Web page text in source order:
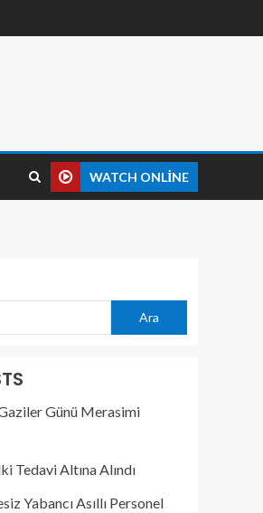
WATCH ONLINE
Ara
Günü Merasimi
Tedavi Altına Alındı
Yabancı Asıllı Personel